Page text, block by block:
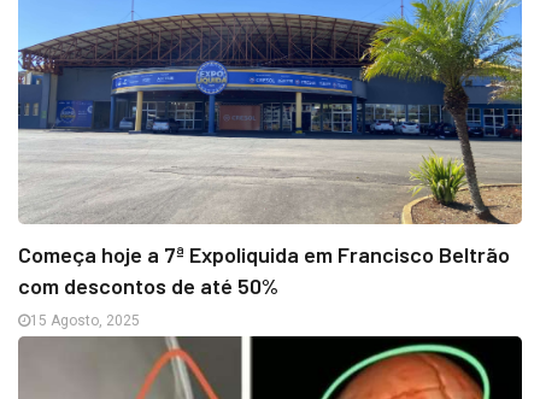
Começa hoje a 7ª Expoliquida em Francisco Beltrão
com descontos de até 50%
15 Agosto, 2025